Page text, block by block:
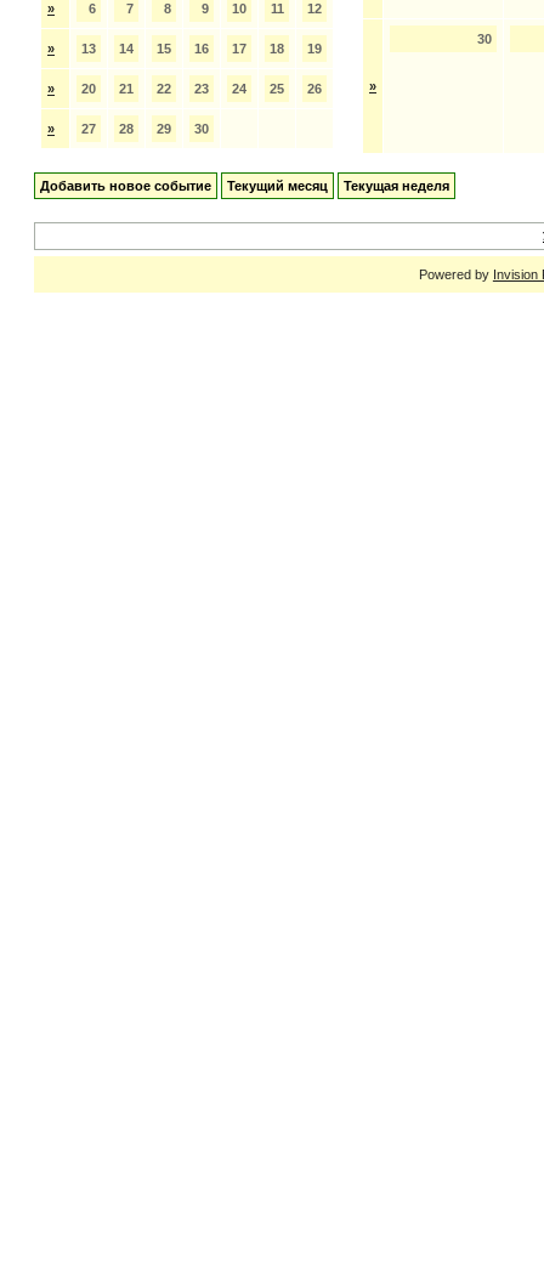
» 6 7 8 9 10 11 12
» 13 14 15 16 17 18 19
» 20 21 22 23 24 25 26
» 27 28 29 30
»
30
Добавить новое событие Текущий месяц Текущая неделя
Powered by Invision